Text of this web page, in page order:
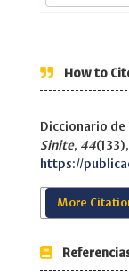
How to
Diccionario de
Sinite, 44
https://
More